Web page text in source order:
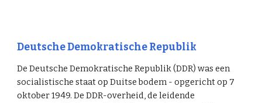
Deutsche Demokratische Republik
De Deutsche Demokratische Republik (DDR) was een
socialistische staat op Duitse bodem - opgericht op 7
oktober 1949. De DDR-overheid, de leidende